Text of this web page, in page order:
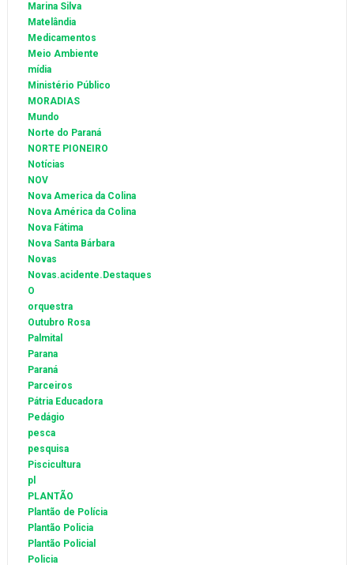
Marina Silva
Matelândia
Medicamentos
Meio Ambiente
mídia
Ministério Público
MORADIAS
Mundo
Norte do Paraná
NORTE PIONEIRO
Notícias
NOV
Nova America da Colina
Nova América da Colina
Nova Fátima
Nova Santa Bárbara
Novas
Novas.acidente.Destaques
O
orquestra
Outubro Rosa
Palmital
Parana
Paraná
Parceiros
Pátria Educadora
Pedágio
pesca
pesquisa
Piscicultura
pl
PLANTÃO
Plantão de Polícia
Plantão Policia
Plantão Policial
Policia